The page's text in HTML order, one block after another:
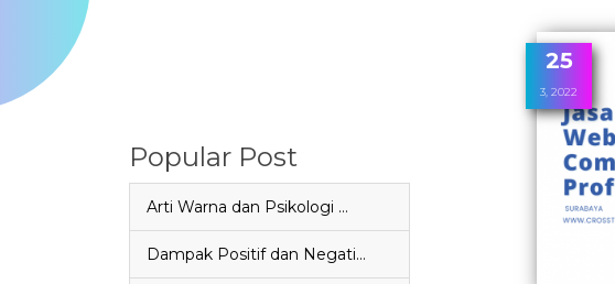
Popular Post
Arti Warna dan Psikologi …
Dampak Positif dan Negati…
25
3, 2022